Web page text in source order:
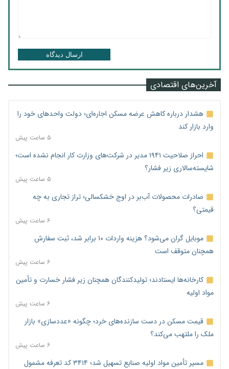
ارسال دیدگاه
آخرین‌های اقتصادی
هشدار درباره کاهش عرضه مسکن اجاره‌ای؛ دولت واحدهای خود را
وارد بازار کند
۵ ساعت پیش
احراز صلاحیت ۱۹۴۱ مدیر در شرکت‌های وزارت کار انجام نشده است؛
شایسته‌سالاری زیر فشار؟
۵ ساعت پیش
صادرات محصولات آب‌بر در اوج خشکسالی؛ تراز تجاری به چه
قیمتی؟
۶ ساعت پیش
موبایل گران می‌شود؟ هزینه واردات ۱۰ برابر شد، ثبت سفارش
همچنان متوقف است
۶ ساعت پیش
کارخانه‌ها ایستادند؛ تولیدکنندگان همچنان زیر فشار خسارت و تأمین
مواد اولیه
۶ ساعت پیش
قیمت مسکن در دست سازنده‌های خرد؛ چگونه «عددسازی» بازار
ملک را ملتهب می‌کند؟
۶ ساعت پیش
مسیر تأمین مواد اولیه صنایع تسهیل شد؛ ۳۴۱۴ کد تعرفه مشمول